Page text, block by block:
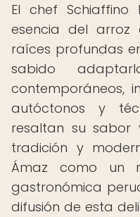
El chef
esencia del
raíces profundas
sabido
contemporáneos,
autóctonos y
resaltan su sabor
tradición y
Ámaz como un
gastronómica
difusión de esta